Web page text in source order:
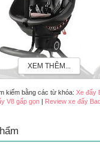
gấp gọn Baobaohao V8
XEM THÊM...
kiếm bằng các từ khóa: Xe đẩy
V8 gấp gọn | Review xe đẩy